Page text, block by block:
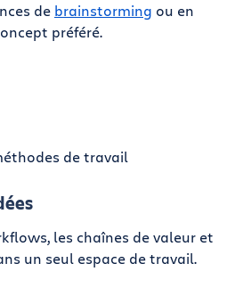
de brainstorming ou en
préféré.
les chaînes de valeur et
un seul espace de travail.